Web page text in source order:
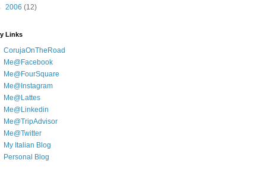
2006 (12)
Links
CorujaOnTheRoad
Me@Facebook
Me@FourSquare
Me@Instagram
Me@Lattes
Me@Linkedin
Me@TripAdvisor
Me@Twitter
My Italian Blog
Personal Blog